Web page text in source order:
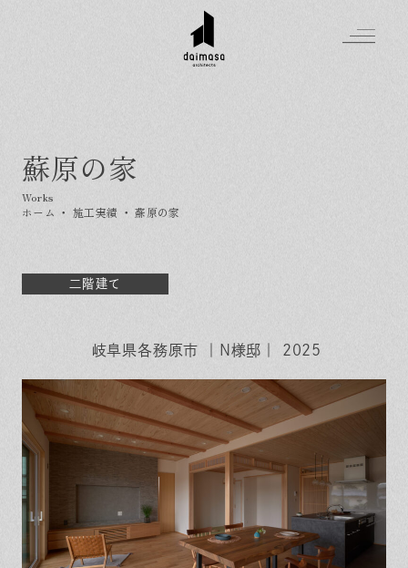
蘇原の家
ホーム ・ 施工実績 ・蘇原の家
二階建て
岐阜県各務原市 ｜N様邸｜ 2025
Greeting
はじめましての方へ
Made in DAIMASA
オーダーメイドの住まい
住まいの特性
家づくりの流れ
保証とサポート
ヒノキプロジェクト
施工実績
イベントを探す
気軽に相談会
よくある質問
お客様の声
Topics
イベント
会社概要
採用情報
資料請求
お問い合わせ